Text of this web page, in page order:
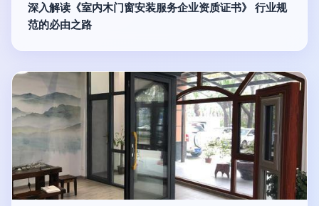
深入解读《室内木门窗安装服务企业资质证书》 行业规
范的必由之路